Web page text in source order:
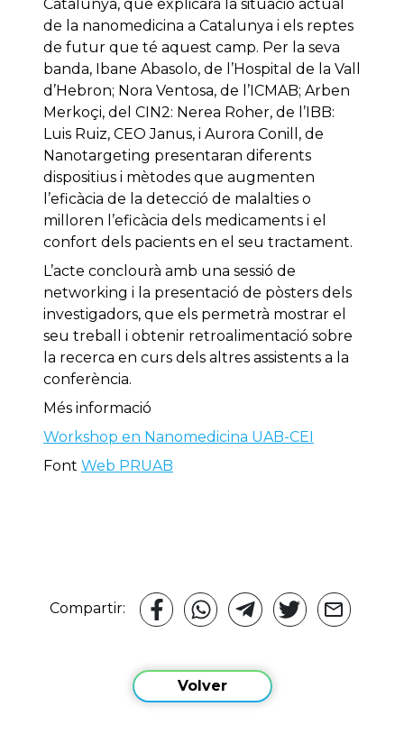
Catalunya, que explicarà la situació actual
de la nanomedicina a Catalunya i els reptes
de futur que té aquest camp. Per la seva
banda, Ibane Abasolo, de l’Hospital de la Vall
d’Hebron; Nora Ventosa, de l’ICMAB; Arben
Merkoçi, del CIN2: Nerea Roher, de l’IBB:
Luis Ruiz, CEO Janus, i Aurora Conill, de
Nanotargeting presentaran diferents
dispositius i mètodes que augmenten
l’eficàcia de la detecció de malalties o
milloren l’eficàcia dels medicaments i el
confort dels pacients en el seu tractament.
L’acte conclourà amb una sessió de
networking i la presentació de pòsters dels
investigadors, que els permetrà mostrar el
seu treball i obtenir retroalimentació sobre
la recerca en curs dels altres assistents a la
conferència.
Més informació
Workshop en Nanomedicina UAB-CEI
Font Web PRUAB
Compartir:
Volver